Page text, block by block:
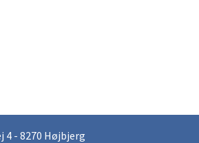
4 - 8270 Højbjerg